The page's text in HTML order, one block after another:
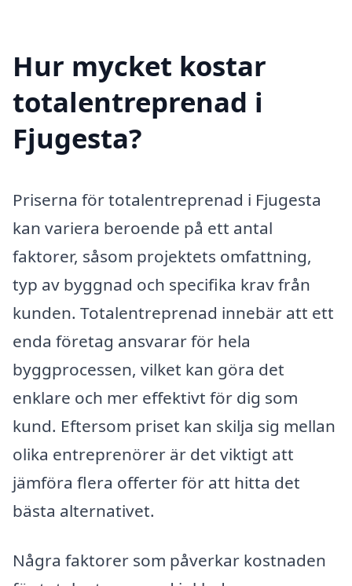
Hur mycket kostar
totalentreprenad i
Fjugesta?
Priserna för totalentreprenad i Fjugesta
kan variera beroende på ett antal
faktorer, såsom projektets omfattning,
typ av byggnad och specifika krav från
kunden. Totalentreprenad innebär att ett
enda företag ansvarar för hela
byggprocessen, vilket kan göra det
enklare och mer effektivt för dig som
kund. Eftersom priset kan skilja sig mellan
olika entreprenörer är det viktigt att
jämföra flera offerter för att hitta det
bästa alternativet.
Några faktorer som påverkar kostnaden